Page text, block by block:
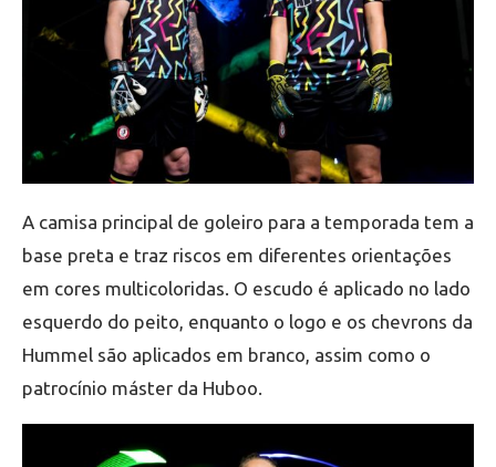
A camisa principal de goleiro para a temporada tem a
base preta e traz riscos em diferentes orientações
em cores multicoloridas. O escudo é aplicado no lado
esquerdo do peito, enquanto o logo e os chevrons da
Hummel são aplicados em branco, assim como o
patrocínio máster da Huboo.